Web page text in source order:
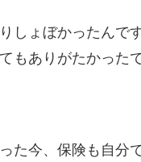
しょぼかったんで
もありがたかったで
た今、保険も自分